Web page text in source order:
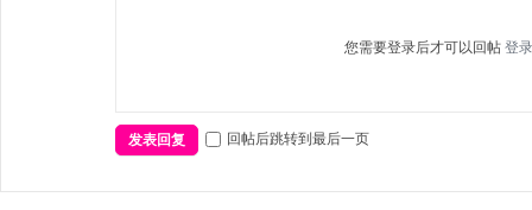
您需要登录后才可以回帖 登录
发表回复 回帖后跳转到最后一页